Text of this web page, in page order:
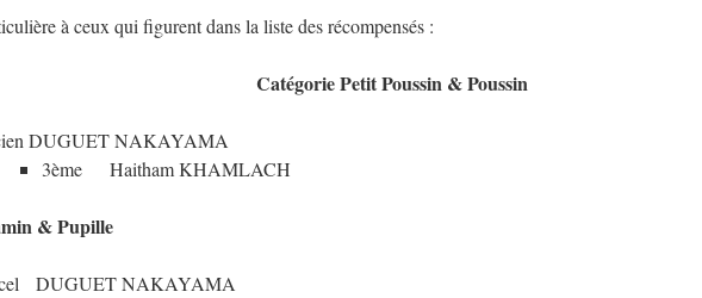
à ceux qui figurent dans la liste des récompensés :
Catégorie Petit Poussin & Poussin
DUGUET NAKAYAMA
3ème Haitham KHAMLACH
& Pupille
DUGUET NAKAYAMA